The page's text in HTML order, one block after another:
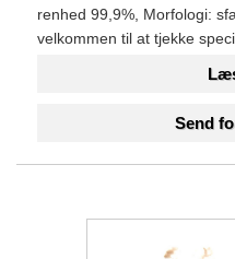
renhed 99,9%, Morfologi:
velkommen til at tjekke
Send